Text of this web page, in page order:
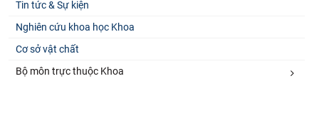
Tin tức & Sự kiện
Nghiên cứu khoa học Khoa
Cơ sở vật chất
Bộ môn trực thuộc Khoa